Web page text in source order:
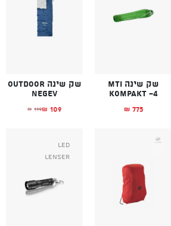
שק שינה MTI
KOMPAKT -4
₪ 775
שק שינה Outdoor
Negev
₪ 119
המחיר המקורי₪ 109 המחיר הנוכחי
Led
Lenser